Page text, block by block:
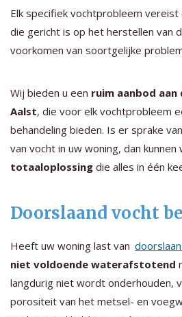
Elk specifiek vochtprobleem vereist
die gericht is op het herstellen van
voorkomen van soortgelijke
Wij bieden u een ruim aanbod
Aalst, die voor elk vochtprobleem
behandeling bieden. Is er sprake
van vocht in uw woning, dan
totaaloplossing die alles in één
Doorslaand vocht
Heeft uw woning last van
niet voldoende waterafstotend
langdurig niet wordt onderhouden,
porositeit van het metsel- en